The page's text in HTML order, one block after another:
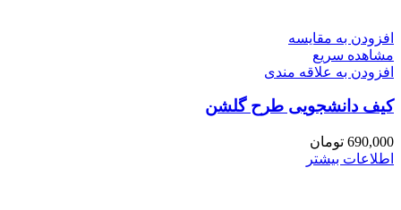
افزودن به مقایسه
مشاهده سریع
افزودن به علاقه مندی
کیف دانشجویی طرح گلشن
690,000 تومان
اطلاعات بیشتر